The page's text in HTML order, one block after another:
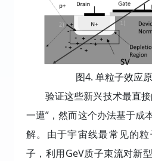
图4. 单粒子效应
验证这些新兴技术最直
一遭”，然而这个办法基于成
解。由于宇宙线最常见的
子，利用GeV质子束流对新